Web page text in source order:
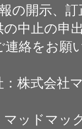
の開示、
の中止の申
連絡をお願
：株式会社
マッドマッ